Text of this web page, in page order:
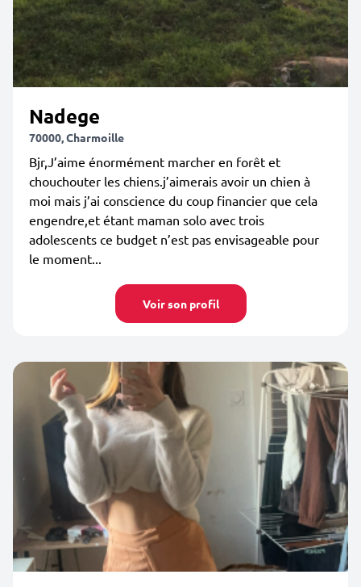
Nadege
70000, Charmoille
Bjr,J’aime énormément marcher en forêt et
chouchouter les chiens.j’aimerais avoir un chien à
moi mais j’ai conscience du coup financier que cela
engendre,et étant maman solo avec trois
adolescents ce budget n’est pas envisageable pour
le moment...
Voir son profil